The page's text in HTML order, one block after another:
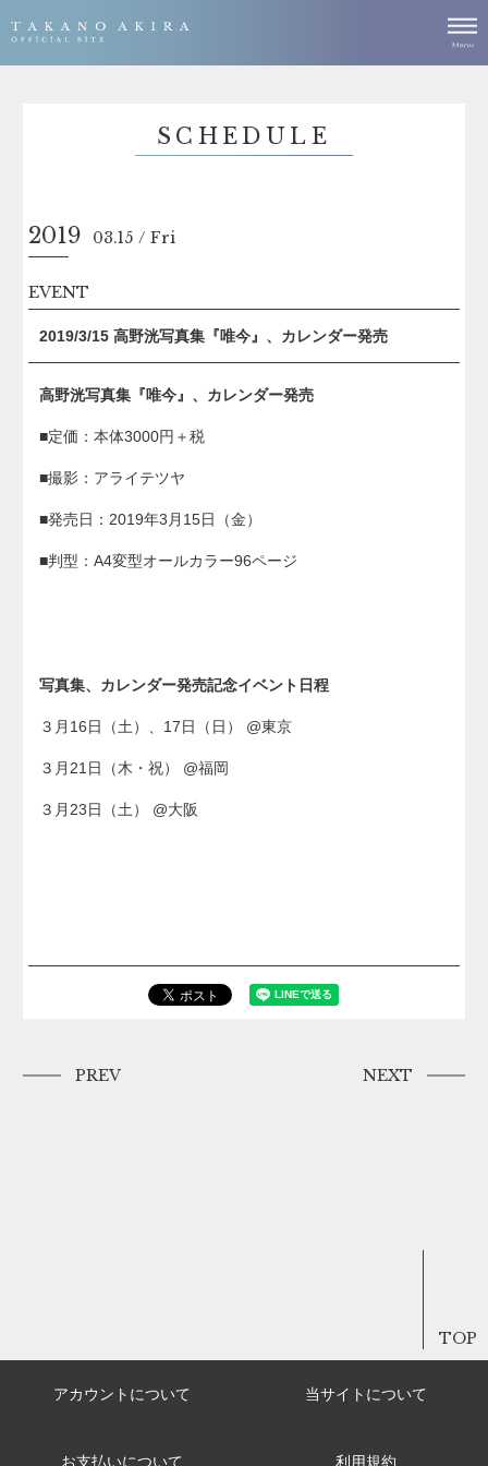
SCHEDULE
2019 03.15 Fri
EVENT
2019/3/15 高野洸写真集『唯今』、カレンダー発売
高野洸写真集『唯今』、カレンダー発売
■定価：本体3000円＋税
■撮影：アライテツヤ
■発売日：2019年3月15日（金）
■判型：A4変型オールカラー96ページ
写真集、カレンダー発売記念イベント日程
３月16日（土）、17日（日） @東京
３月21日（木・祝） @福岡
３月23日（土） @大阪
NEXT
PREV
TOP
アカウントについて 当サイトについて
お支払いについて 利用規約